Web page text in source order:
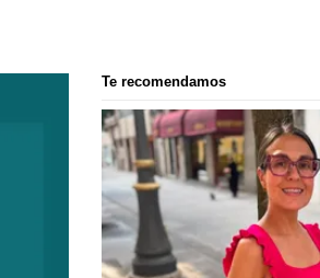
Te recomendamos